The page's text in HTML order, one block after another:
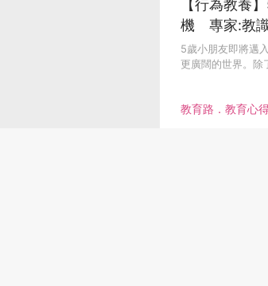
教育路．教育心
【行為教養
機 專家:教
5歲小朋友即將邁
更廣闊的世界。除